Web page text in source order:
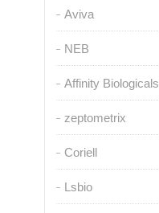
Aviva
NEB
Affinity Biologicals
zeptometrix
Coriell
Lsbio